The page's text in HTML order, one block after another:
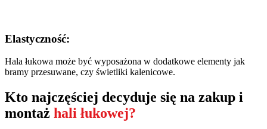
Elastyczność:
Hala łukowa może być wyposażona w dodatkowe elementy jak
bramy przesuwane, czy świetliki kalenicowe.
Kto najczęściej decyduje się na zakup i
montaż hali łukowej?